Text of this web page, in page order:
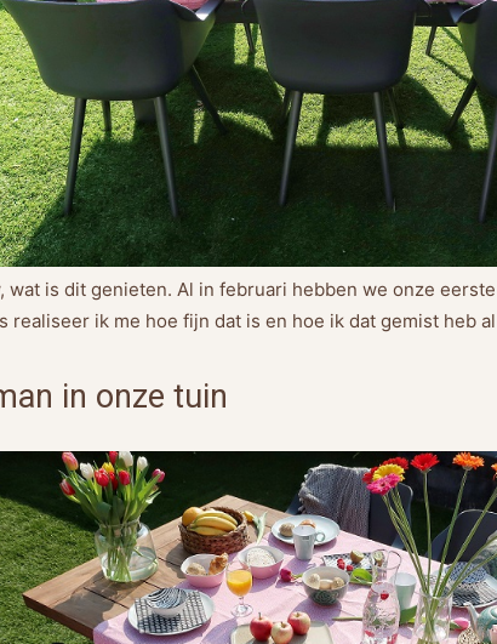
wat is dit genieten. Al in februari hebben we onze
realiseer ik me hoe fijn dat is en hoe ik dat gemist heb
in onze tuin